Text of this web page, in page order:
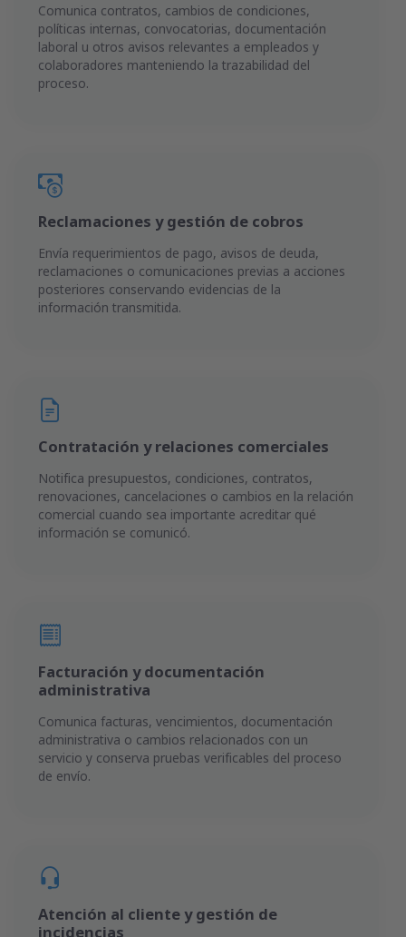
Comunica contratos, cambios de condiciones,
políticas internas, convocatorias, documentación
laboral u otros avisos relevantes a empleados y
colaboradores manteniendo la trazabilidad del
proceso.
Reclamaciones y gestión de cobros
Envía requerimientos de pago, avisos de deuda,
reclamaciones o comunicaciones previas a acciones
posteriores conservando evidencias de la
información transmitida.
Contratación y relaciones comerciales
Notifica presupuestos, condiciones, contratos,
renovaciones, cancelaciones o cambios en la relación
comercial cuando sea importante acreditar qué
información se comunicó.
Facturación y documentación
administrativa
Comunica facturas, vencimientos, documentación
administrativa o cambios relacionados con un
servicio y conserva pruebas verificables del proceso
de envío.
Atención al cliente y gestión de